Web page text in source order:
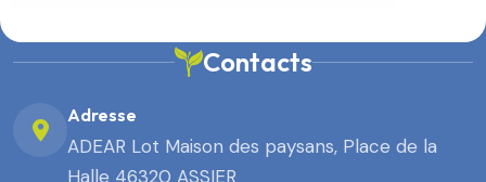
Contacts
Adresse
ADEAR Lot Maison des paysans, Place de la
Halle 46320 ASSIER